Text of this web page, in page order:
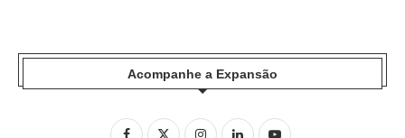
Acompanhe a Expansão